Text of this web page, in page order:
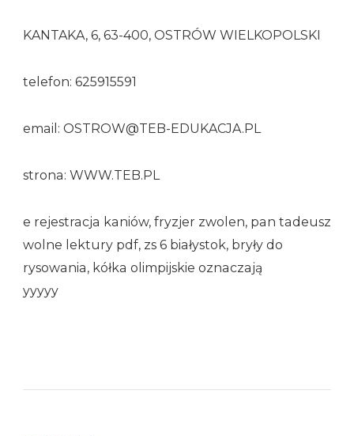
KANTAKA, 6, 63-400, OSTRÓW WIELKOPOLSKI
telefon: 625915591
email: OSTROW@TEB-EDUKACJA.PL
strona: WWW.TEB.PL
e rejestracja kaniów, fryzjer zwolen, pan tadeusz
wolne lektury pdf, zs 6 białystok, bryły do
rysowania, kółka olimpijskie oznaczają
yyyyy